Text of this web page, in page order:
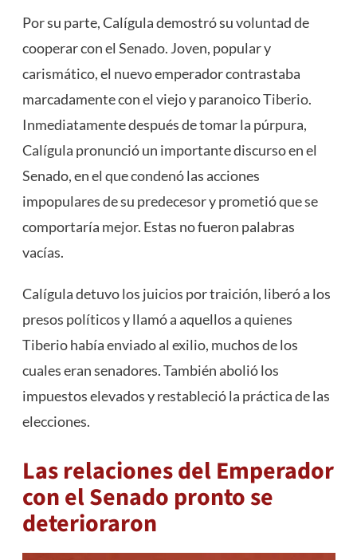
Por su parte, Calígula demostró su voluntad de
cooperar con el Senado. Joven, popular y
carismático, el nuevo emperador contrastaba
marcadamente con el viejo y paranoicoTiberio.
Inmediatamente después de tomar la púrpura,
Calígula pronunció un importante discurso en el
Senado, en el que condenó las acciones
impopulares de su predecesor y prometió que se
comportaría mejor. Estas no fueron palabras
vacías.
Calígula detuvo los juicios por traición, liberó a los
presos políticos y llamó a aquellos a quienes
Tiberio había enviado al exilio, muchos de los
cuales eran senadores. También abolió los
impuestos elevados y restableció la práctica de las
elecciones.
Las relaciones del Emperador
con el Senado pronto se
deterioraron